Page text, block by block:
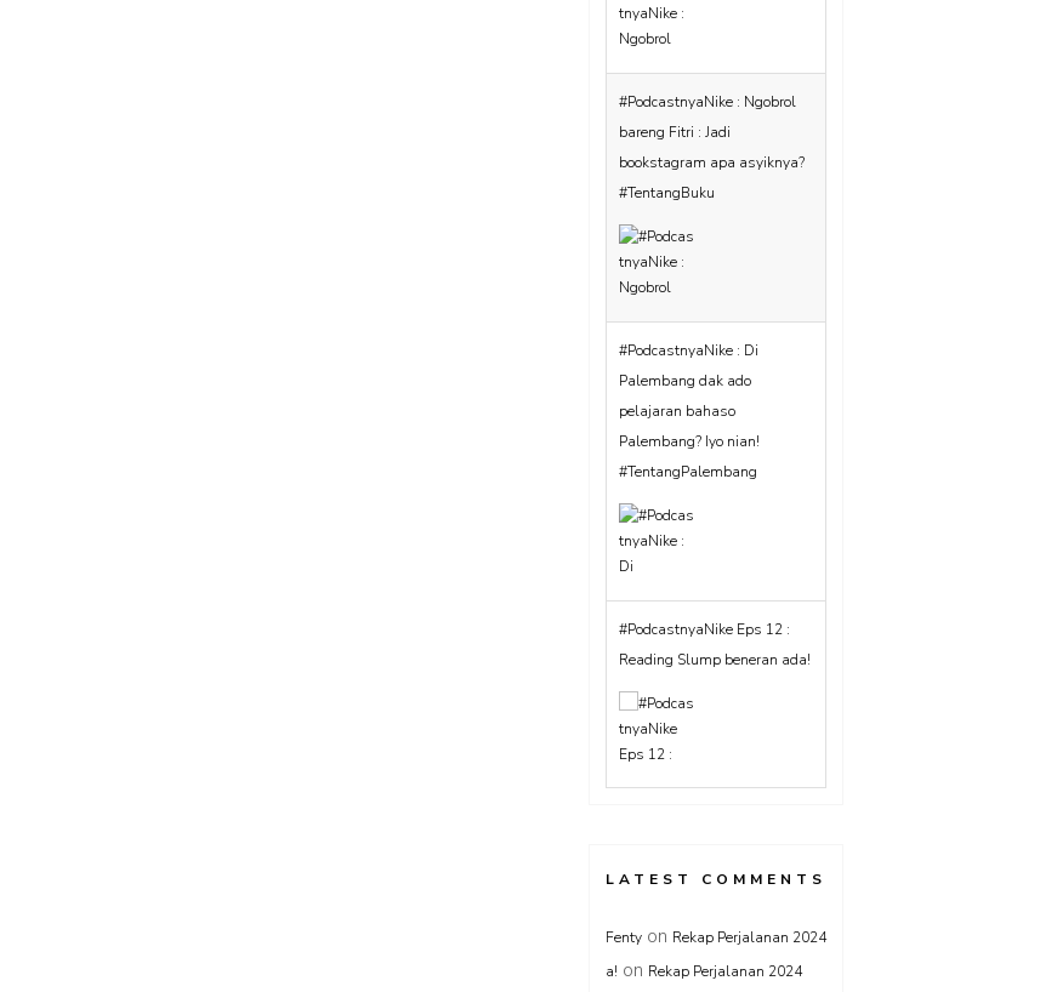
#PodcastnyaNike : Ngobrol
bareng Fitri : Jadi
bookstagram apa asyiknya?
#TentangBuku
#PodcastnyaNike : Di
Palembang dak ado
pelajaran bahaso
Palembang? Iyo nian!
#TentangPalembang
#PodcastnyaNike Eps 12 :
Reading Slump beneran ada!
LATEST COMMENTS
Fenty on Rekap Perjalanan 2024
a! on Rekap Perjalanan 2024